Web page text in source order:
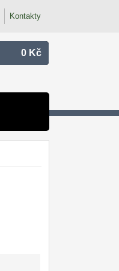
Kontakty
0 Kč